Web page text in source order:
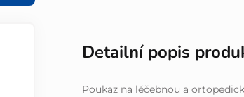
Detailní popis
Poukaz na léčebnou a